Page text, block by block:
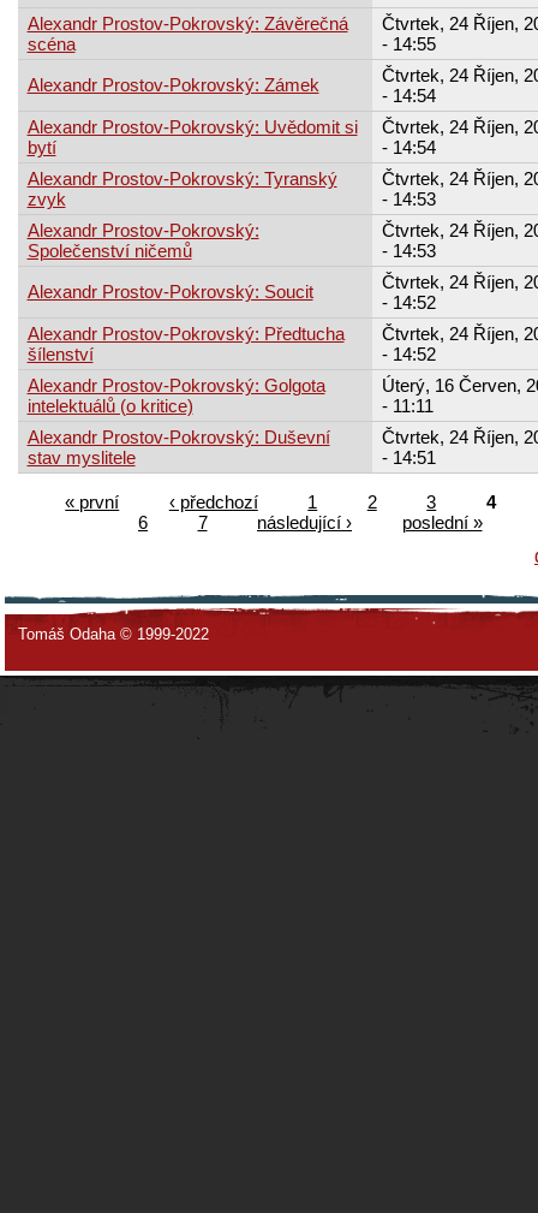
Alexandr Prostov-Pokrovský: Závěrečná
scéna
Čtvrtek, 24 Říjen,
- 14:55
Alexandr Prostov-Pokrovský: Zámek
Čtvrtek, 24 Říjen,
- 14:54
Alexandr Prostov-Pokrovský: Uvědomit si
bytí
Čtvrtek, 24 Říjen,
- 14:54
Alexandr Prostov-Pokrovský: Tyranský
zvyk
Čtvrtek, 24 Říjen,
- 14:53
Alexandr Prostov-Pokrovský:
Společenství ničemů
Čtvrtek, 24 Říjen,
- 14:53
Alexandr Prostov-Pokrovský: Soucit
Čtvrtek, 24 Říjen,
- 14:52
Alexandr Prostov-Pokrovský: Předtucha
šílenství
Čtvrtek, 24 Říjen,
- 14:52
Alexandr Prostov-Pokrovský: Golgota
intelektuálů (o kritice)
Úterý, 16 Červen,
- 11:11
Alexandr Prostov-Pokrovský: Duševní
stav myslitele
Čtvrtek, 24 Říjen,
- 14:51
« první ‹ předchozí 1 2 3
4
6
7 následující ›
poslední »
Tomáš Odaha © 1999-2022